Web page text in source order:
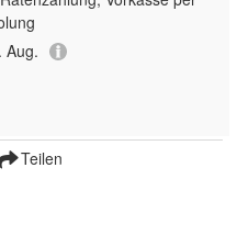
Aug.
Teilen